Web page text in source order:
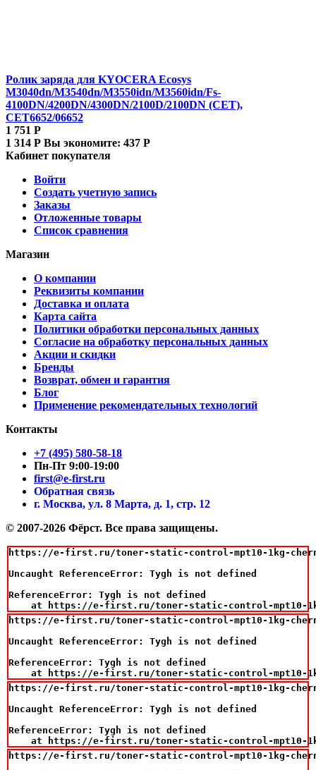
Ролик заряда для KYOCERA Ecosys
M3040dn/M3540dn/M3550idn/M3560idn/Fs-
4100DN/4200DN/4300DN/2100D/2100DN (CET),
CET6652/06652
1 751 Р
1 314 Р Вы экономите: 437 Р
Кабинет покупателя
Войти
Создать учетную запись
Заказы
Отложенные товары
Список сравнения
Магазин
О компании
Реквизиты компании
Доставка и оплата
Карта сайта
Политики обработки персональных данных
Согласие на обработку персональных данных
Акции и скидки
Бренды
Возврат, обмен и гарантия
Блог
Применение рекомендательных технологий
Контакты
+7 (495) 580-58-18
Пн-Пт 9:00-19:00
first@e-first.ru
Обратная связь
г. Москва, ул. 8 Марта, д. 1, стр. 12
© 2007-2026 Фёрст. Все права защищены.
https://e-first.ru/toner-static-control-mpt10-1kg-
Uncaught ReferenceError: Tygh is not defined
ReferenceError: Tygh is not defined
at https://e-first.ru/toner-static-control-
https://e-first.ru/toner-static-control-mpt10-1kg-
Uncaught ReferenceError: Tygh is not defined
ReferenceError: Tygh is not defined
at https://e-first.ru/toner-static-control-
https://e-first.ru/toner-static-control-mpt10-1kg-
Uncaught ReferenceError: Tygh is not defined
ReferenceError: Tygh is not defined
at https://e-first.ru/toner-static-control-
https://e-first.ru/toner-static-control-mpt10-1kg-